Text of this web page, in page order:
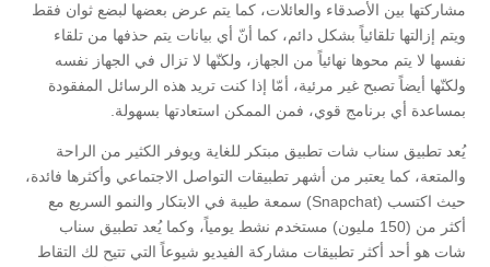
مشاركتها بين الأصدقاء والعائلات، كما يتم عرض بعضها لبضع ثوان فقط
ويتم إزالتها تلقائياً بشكل دائم، كما أنّ أي بيانات يتم حذفها من تلقاء
نفسها لا يتم محوها نهائياً من الجهاز، ولكنّها لا تزال في الجهاز نفسه
ولكنّها أيضاً تصبح غير مرئية، أمّا إذا كنت تريد هذه الرسائل المفقودة
بمساعدة أي برنامج قوي، فمن الممكن استعادتها بسهولة.
يُعد تطبيق سناب شات تطبيق مبتكر للغاية ويوفر الكثير من الراحة
والمتعة، كما يعتبر من أشهر تطبيقات التواصل الاجتماعي وأكثرها فائدة،
حيث اكتسب (Snapchat) سمعة طيبة في الابتكار والنمو السريع مع
أكثر من (150 مليون) مستخدم نشط يومياً، وكما يُعد تطبيق سناب
شات هو أحد أكثر تطبيقات مشاركة الفيديو شيوعاً التي تتيح لك التقاط